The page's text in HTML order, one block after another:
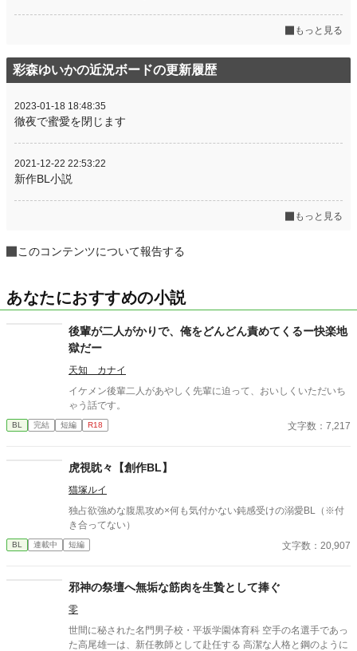
もっと見る
彩森ゆいかの近況ボードの更新履歴
2023-01-18 18:48:35
徹夜で蜜愛を閉じます
2021-12-22 22:53:22
新作BL小説
もっと見る
このコンテンツについて報告する
あなたにおすすめの小説
後輩が二人がかりで、俺をどんどん責めてくるー快楽地
獄だー
天知 カナイ
イケメン後輩二人があやしく先輩に迫って、おいしくいただいち
ゃう話です。
BL 完結 短編 R18 文字数：7,217
虎視眈々【創作BL】
猫塚ルイ
独占欲強めな腹黒攻め×何も気付かない鈍感受けの溺愛BL（※付
き合ってない）
BL 連載中 短編 文字数：20,907
邪神の祭壇へ無垢な筋肉を生贄として捧ぐ
零
世間に秘された名門男子校・平坂学園体育科 空手の名選手であっ
た高尾雄一は、新任教師として赴任する 高潔な人格と鋼のように